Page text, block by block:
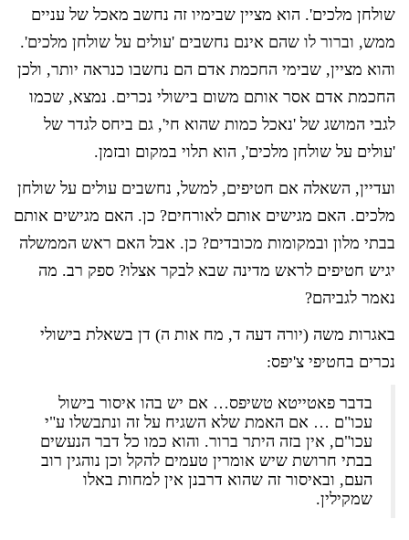
שולחן מלכים'. הוא מציין שבימיו זה נחשב מאכל של עניים
ממש, וברור לו שהם אינם נחשבים 'עולים על שולחן מלכים'.
והוא מציין, שבימי החכמת אדם הם נחשבו כנראה יותר, ולכן
החכמת אדם אסר אותם משום בישולי נכרים. נמצא, שכמו
לגבי המושג של 'נאכל כמות שהוא חי', גם ביחס לגדר של
'עולים על שולחן מלכים', הוא תלוי במקום ובזמן.
ועדיין, השאלה אם חטיפים, למשל, נחשבים עולים על שולחן
מלכים. האם מגישים אותם לאורחים? כן. האם מגישים אותם
בבתי מלון ובמקומות מכובדים? כן. אבל האם ראש הממשלה
יגיש חטיפים לראש מדינה שבא לבקר אצלו? ספק רב. מה
נאמר לגביהם?
באגרות משה (יורה דעה ד, מח אות ה) דן בשאלת בישולי
נכרים בחטיפי צ'יפס:
בדבר פאטייטא טשיפס… אם יש בהו איסור בישול
עכו"ם … אם האמת שלא השגיח על זה ונתבשלו ע"י
עכו"ם, אין בזה היתר ברור. והוא כמו כל דבר הנעשים
בבתי חרושת שיש אומרין טעמים להקל וכן נוהגין רוב
העם, ובאיסור זה שהוא דרבנן אין למחות באלו
שמקילין.